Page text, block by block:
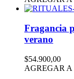
Fragancia
verano
$54.900,00
AGREGAR